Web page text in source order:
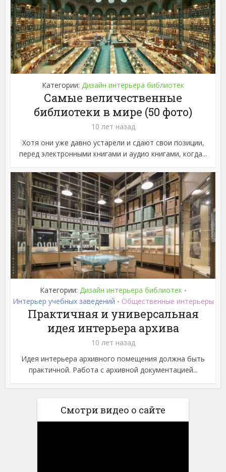
Категории: Дизайн интерьера библиотек
Самые величественные
библиотеки в мире (50 фото)
10 лет назад
Хотя они уже давно устарели и сдают свои позиции,
перед электронными книгами и аудио книгами, когда...
Категории: Дизайн интерьера библиотек •
Интерьер учебных заведений • Общественные интерьеры
Практичная и универсальная
идея интерьера архива
10 лет назад
Идея интерьера архивного помещения должна быть
практичной. Работа с архивной документацией...
Смотри видео о сайте